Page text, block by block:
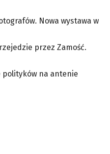
Nowa wystawa w
przez Zamość.
polityków na antenie